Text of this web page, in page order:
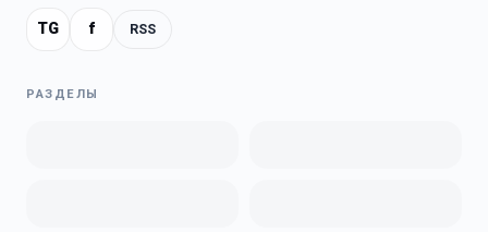
TG f RSS
РАЗДЕЛЫ